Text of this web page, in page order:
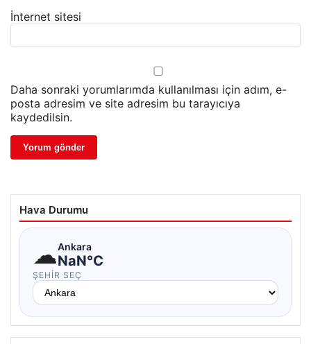
İnternet sitesi
Daha sonraki yorumlarımda kullanılması için adım, e-
posta adresim ve site adresim bu tarayıcıya
kaydedilsin.
Hava Durumu
☁Ankara
NaN°C
ŞEHIR SEÇ